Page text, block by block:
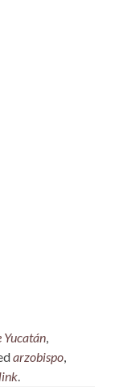
Yucatán,
arzobispo,
.